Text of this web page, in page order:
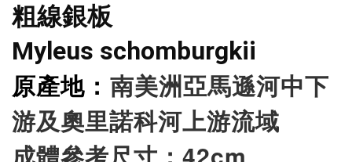
粗線銀板
Myleus schomburgkii
原產地： 南美洲亞馬遜河中下
游及奧里諾科河上游流域
成體參考尺寸：42cm